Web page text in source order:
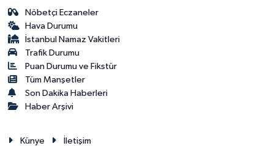
Nöbetçi Eczaneler
Hava Durumu
İstanbul Namaz Vakitleri
Trafik Durumu
Puan Durumu ve Fikstür
Tüm Manşetler
Son Dakika Haberleri
Haber Arşivi
Künye İletişim